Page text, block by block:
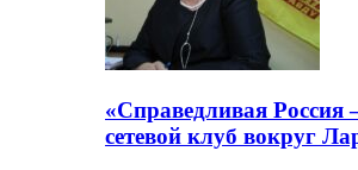
«Справедливая
сетевой клуб вокруг